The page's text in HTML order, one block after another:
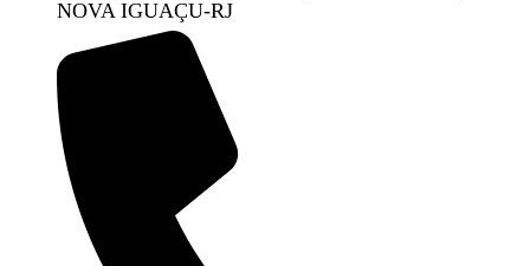
NOVA IGUAÇU-RJ